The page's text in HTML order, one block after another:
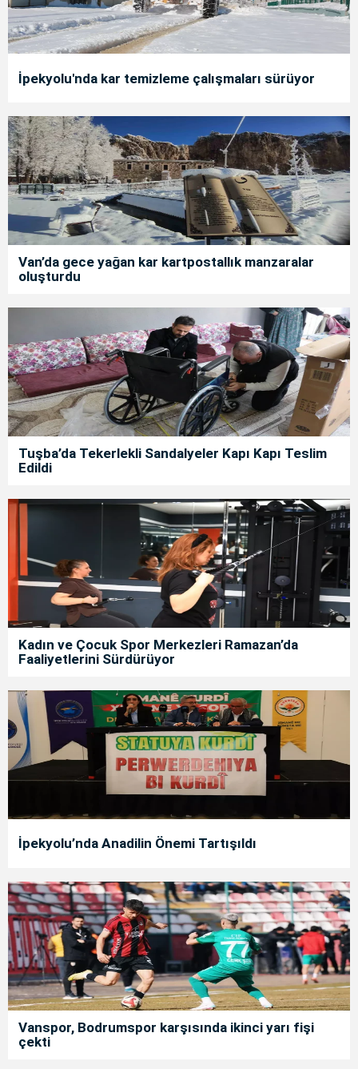
İpekyolu'nda kar temizleme çalışmaları sürüyor
Van’da gece yağan kar kartpostallık manzaralar
oluşturdu
Tuşba’da Tekerlekli Sandalyeler Kapı Kapı Teslim
Edildi
Kadın ve Çocuk Spor Merkezleri Ramazan’da
Faaliyetlerini Sürdürüyor
İpekyolu’nda Anadilin Önemi Tartışıldı
Vanspor, Bodrumspor karşısında ikinci yarı fişi
çekti